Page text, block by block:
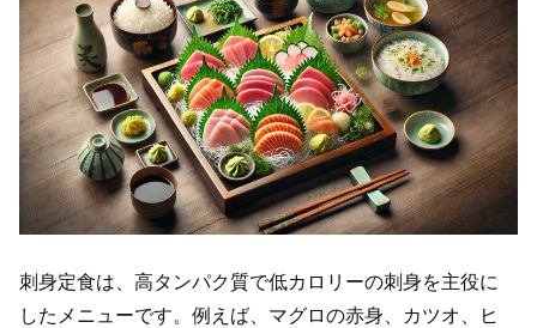
刺身定食は、高タンパク質で低カロリーの刺身を主役に
したメニューです。例えば、マグロの赤身、カツオ、ヒ